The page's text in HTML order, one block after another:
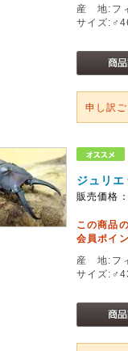
産 地:フ
サイズ
申し訳
ジュリ
販売価格
この商品
会員ポイ
産 地:フ
サイズ